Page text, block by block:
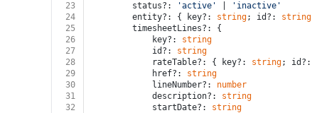
23
		status?:
'active'
'inactive'
24
		entity?: { key?:
string; id?: string
25
		timesheetLines?: {
26
			key?:
string
27
			id?:
string
28
			rateTable?: { key?:
string; id?:
29
			href?:
string
30
			lineNumber?:
number
31
			description?:
string
32
			startDate?:
string